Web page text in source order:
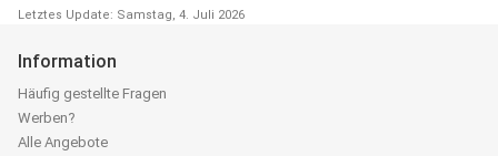
Letztes Update: Samstag, 4. Juli 2026
Information
Häufig gestellte Fragen
Werben?
Alle Angebote